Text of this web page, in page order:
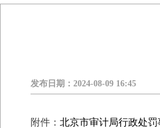
发布日期： 2024-08-09 16:45
附件： 北京市审计局行政处罚